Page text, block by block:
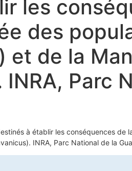
les
des
et de la
Parc
à établir les conséquences
INRA, Parc National de la